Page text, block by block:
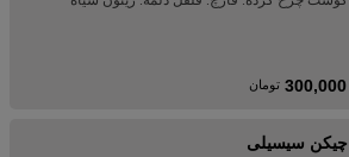
300,000 تومان
چیکن سیسیلی